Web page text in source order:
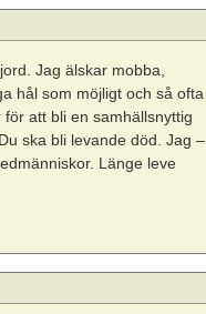
Jag älskar mobba,
hål som möjligt och så ofta
att bli en samhällsnyttig
ska bli levande död. Jag –
Länge leve